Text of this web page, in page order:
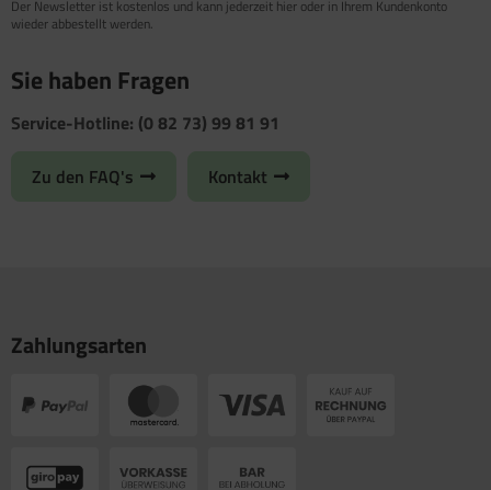
Der Newsletter ist kostenlos und kann jederzeit hier oder in Ihrem Kundenkonto
wieder abbestellt werden.
Sie haben Fragen
Service-Hotline: (0 82 73) 99 81 91
Zu den FAQ's Kontakt
Zahlungsarten